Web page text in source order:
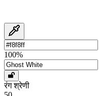
100%
रंग श्रेणी